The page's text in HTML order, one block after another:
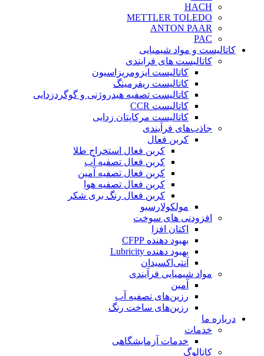
HACH
METTLER TOLEDO
ANTON PAAR
PAC
کاتالیست و مواد شیمیایی
کاتالیست های فرایندی
کاتالیست ایزومریزاسیون
کاتالیست ریفرمینگ
کاتالیست تصفیه هیدروژنی و گوگردزدایی
کاتالیست CCR
کاتالیست مرکاپتان زدایی
جاذب‌های فرآیندی
کربن فعال
کربن فعال استخراج طلا
کربن فعال تصفیه آب
کربن فعال تصفیه آمین
کربن فعال تصفیه هوا
کربن فعال رنگ بری شکر
مولکولارسیو
افزودنی های سوخت
اکتان افزا
بهبود دهنده CFPP
بهبود دهنده Lubricity
آنتی‌اکسیدان
مواد شیمیایی فرآیندی
آمین
رزین‌های تصفیه آب
رزین‌های ساخت رنگ
درباره ما
خدمات
خدمات آزمایشگاهی
کاتالوگ